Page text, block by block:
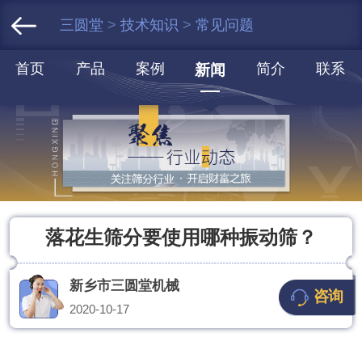
三圆堂 > 技术知识 > 常见问题
首页 产品 案例 新闻 简介 联系
落花生筛分要使用哪种振动筛？
新乡市三圆堂机械
2020-10-17
咨询